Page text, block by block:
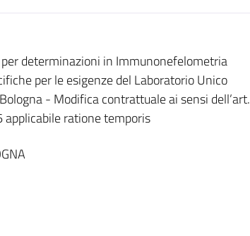
determinazioni in Immunonefelometria
per le esigenze del Laboratorio Unico
- Modifica contrattuale ai sensi dell’art.
ratione temporis